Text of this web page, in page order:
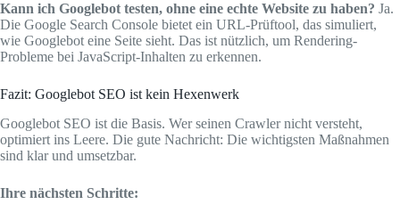
Kann ich Googlebot testen, ohne eine echte Website zu haben? Ja.
Die Google Search Console bietet ein URL-Prüftool, das simuliert,
wie Googlebot eine Seite sieht. Das ist nützlich, um Rendering-
Probleme bei JavaScript-Inhalten zu erkennen.
Fazit: Googlebot SEO ist kein Hexenwerk
Googlebot SEO ist die Basis. Wer seinen Crawler nicht versteht,
optimiert ins Leere. Die gute Nachricht: Die wichtigsten Maßnahmen
sind klar und umsetzbar.
Ihre nächsten Schritte: